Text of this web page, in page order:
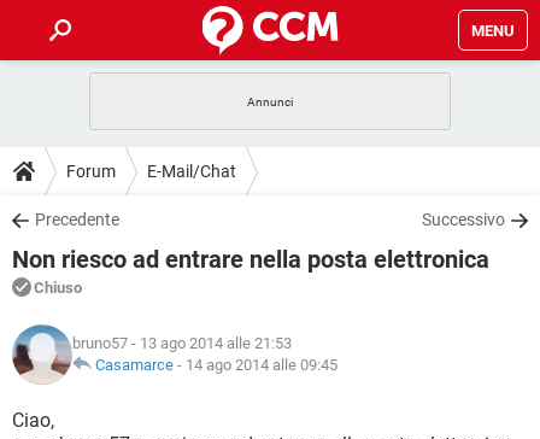
MENU
INTRATTENIMENTO
iOS
INSTAGRAM WHATSAPP
TIKTOK
HARDWARE
GUIDE
COVID-19
iOS
INSTAGRAM
TIKTOK FACEBOOK
DOWNLOAD
COVID-19 GAMING
INTRATTENIMENTO
iOS WINDOWS 10
INSTAGRAM
TIKTOK
FORUM
COVID-19
INTRATTENIMENTO ANDROID
GLOSSARIO
COVID-19
INTRATTENIMENTO
Forum E-Mail/Chat
Precedente Successivo
Non riesco ad entrare nella posta elettronica
Chiuso
bruno57 - 13 ago 2014 alle 21:53
Casamarce - 14 ago 2014 alle 09:45
Ciao,